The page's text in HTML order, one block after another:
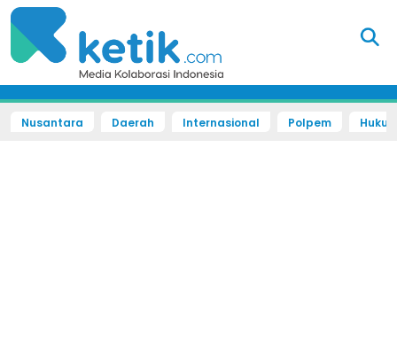
Nusantara Daerah Internasional Polpem